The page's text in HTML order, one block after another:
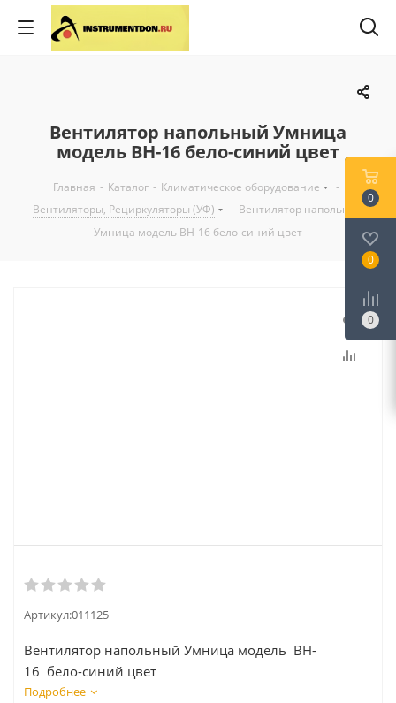
Вентилятор напольный Умница
модель BH-16 бело-синий цвет
Главная - Каталог - Климатическое оборудование
-
Вентиляторы, Рециркуляторы (УФ)
- Вентилятор напольный
Умница модель BH-16 бело-синий цвет
Артикул:011125
Вентилятор напольный Умница модель BH-
16 бело-синий цвет
Подробнее
0
0
0